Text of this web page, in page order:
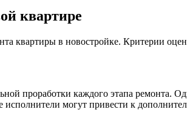
квартире
проработки каждого этапа ремонта.
могут привести к